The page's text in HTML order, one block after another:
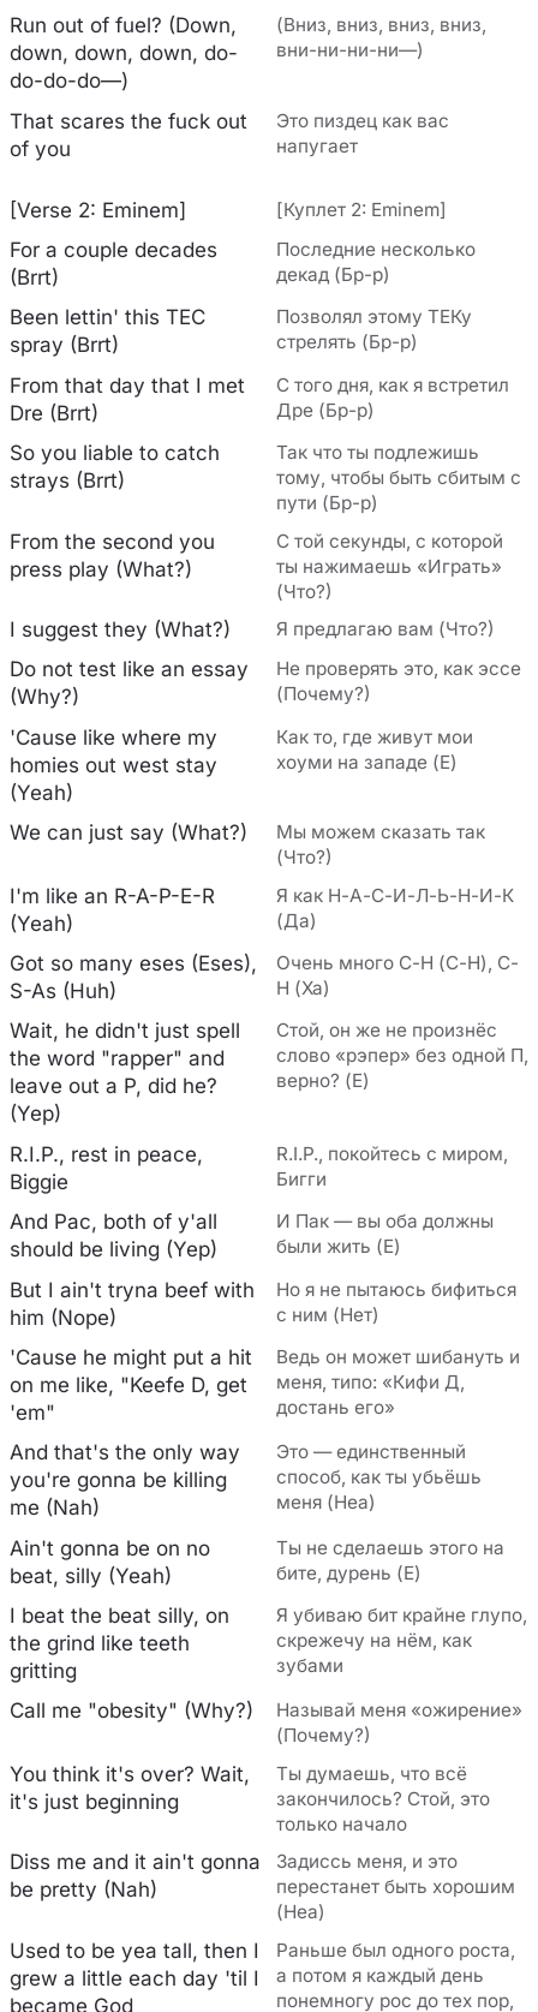
Run out of fuel? (Down,
down, down, down, do-
do-do-do—)
(Вниз, вниз, вниз, вниз,
вни-ни-ни-ни—)
That scares the fuck out
of you
Это пиздец как вас
напугает
[Verse 2: Eminem] [Куплет 2: Eminem]
For a couple decades
(Brrt)
Последние несколько
декад (Бр-р)
Been lettin' this TEC
spray (Brrt)
Позволял этому ТЕКу
стрелять (Бр-р)
From that day that I met
Dre (Brrt)
С того дня, как я встретил
Дре (Бр-р)
So you liable to catch
strays (Brrt)
Так что ты подлежишь
тому, чтобы быть сбитым с
пути (Бр-р)
From the second you
press play (What?)
С той секунды, с которой
ты нажимаешь «Играть»
(Что?)
I suggest they (What?) Я предлагаю вам (Что?)
Do not test like an essay
(Why?)
Не проверять это, как эссе
(Почему?)
'Cause like where my
homies out west stay
(Yeah)
Как то, где живут мои
хоуми на западе (Е)
We can just say (What?)
Мы можем сказать так
(Что?)
I'm like an R-A-P-E-R
(Yeah)
Я как Н-А-С-И-Л-Ь-Н-И-К
(Да)
Got so many eses (Eses),
S-As (Huh)
Очень много С-Н (С-Н), С-
Н (Ха)
Wait, he didn't just spell
the word "rapper" and
leave out a P, did he?
(Yep)
Стой, он же не произнёс
слово «рэпер» без одной П,
верно? (Е)
R.I.P., rest in peace,
Biggie
R.I.P., покойтесь с миром,
Бигги
And Pac, both of y'all
should be living (Yep)
И Пак — вы оба должны
были жить (Е)
But I ain't tryna beef with
him (Nope)
Но я не пытаюсь бифиться
с ним (Нет)
'Cause he might put a hit
on me like, "Keefe D, get
'em"
Ведь он может шибануть и
меня, типо: «Кифи Д,
достань его»
And that's the only way
you're gonna be killing
me (Nah)
Это — единственный
способ, как ты убьёшь
меня (Неа)
Ain't gonna be on no
beat, silly (Yeah)
Ты не сделаешь этого на
бите, дурень (Е)
I beat the beat silly, on
the grind like teeth
gritting
Я убиваю бит крайне глупо,
скрежечу на нём, как
зубами
Call me "obesity" (Why?)
Называй меня «ожирение»
(Почему?)
You think it's over? Wait,
it's just beginning
Ты думаешь, что всё
закончилось? Стой, это
только начало
Diss me and it ain't gonna
be pretty (Nah)
Задиссь меня, и это
перестанет быть хорошим
(Неа)
Used to be yea tall, then I
grew a little each day 'til I
became God
Раньше был одного роста,
а потом я каждый день
понемногу рос до тех пор,